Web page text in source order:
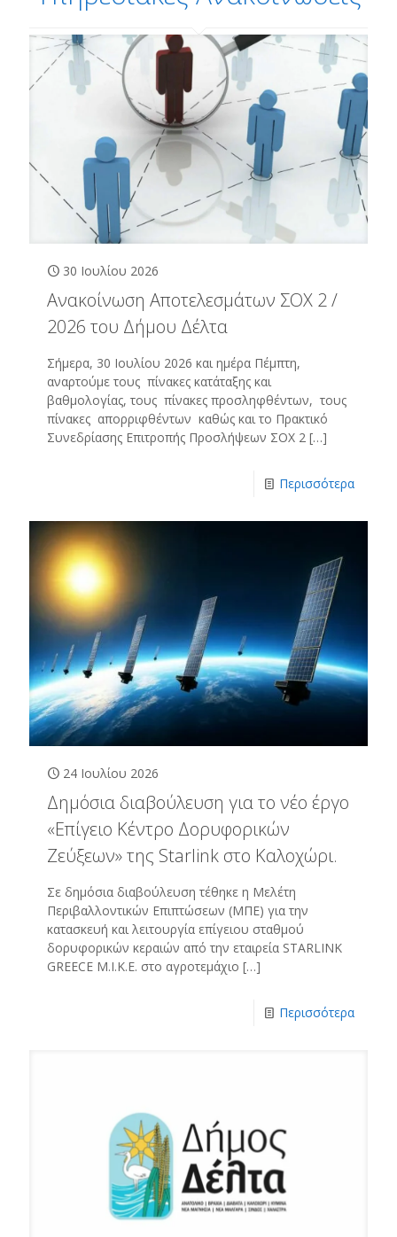
30 Ιουλίου 2026
Ανακοίνωση Αποτελεσμάτων ΣΟΧ 2 /
2026 του Δήμου Δέλτα
Σήμερα, 30 Ιουλίου 2026 και ημέρα Πέμπτη,
αναρτούμε τους πίνακες κατάταξης και
βαθμολογίας, τους πίνακες προσληφθέντων, τους
πίνακες απορριφθέντων καθώς και το Πρακτικό
Συνεδρίασης Επιτροπής Προσλήψεων ΣΟΧ 2 […]
Περισσότερα
24 Ιουλίου 2026
Δημόσια διαβούλευση για το νέο έργο
«Επίγειο Κέντρο Δορυφορικών
Ζεύξεων» της Starlink στο Καλοχώρι.
Σε δημόσια διαβούλευση τέθηκε η Μελέτη
Περιβαλλοντικών Επιπτώσεων (ΜΠΕ) για την
κατασκευή και λειτουργία επίγειου σταθμού
δορυφορικών κεραιών από την εταιρεία STARLINK
GREECE Μ.Ι.Κ.Ε. στο αγροτεμάχιο […]
Περισσότερα